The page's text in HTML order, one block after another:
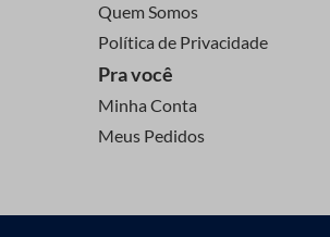
Quem Somos
Política de Privacidade
Pra você
Minha Conta
Meus Pedidos